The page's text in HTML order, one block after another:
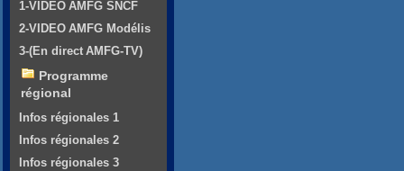
1-VIDEO AMFG SNCF
2-VIDEO AMFG Modélis
3-(En direct AMFG-TV)
Programme
régional
Infos régionales 1
Infos régionales 2
Infos régionales 3